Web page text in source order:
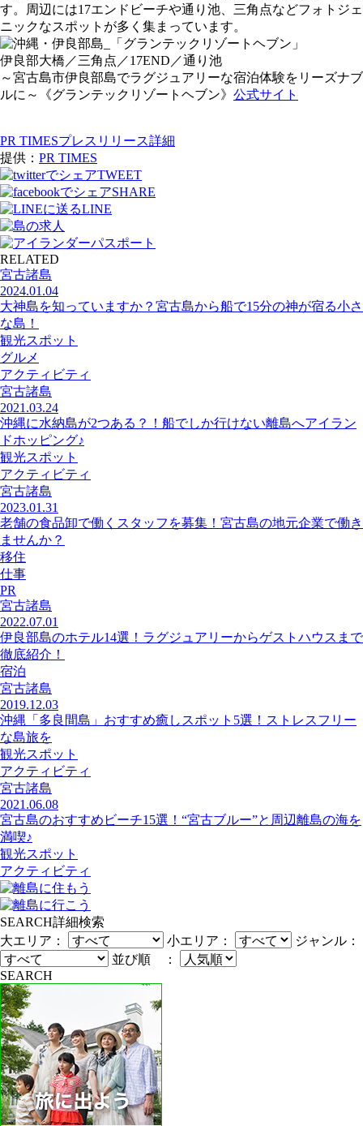
す。周辺には17エンドビーチや通り池、三角点などフォトジェ
ニックなスポットが多く集まっています。
伊良部大橋／三角点／17END／通り池
～宮古島市伊良部島でラグジュアリーな宿泊体験をリーズナブ
ルに～《グランテックリゾートヘブン》 公式サイト
PR TIMESプレスリリース詳細
提供： PR TIMES
TWEET
SHARE
LINE
RELATED
宮古諸島
2024.01.04
大神島を知っていますか？宮古島から船で15分の神が宿る小さ
な島！
観光スポット
グルメ
アクティビティ
宮古諸島
2021.03.24
沖縄に水納島が2つある？！船でしか行けない離島へアイラン
ドホッピング♪
観光スポット
アクティビティ
宮古諸島
2023.01.31
老舗の食品卸で働くスタッフを募集！宮古島の地元企業で働き
ませんか？
移住
仕事
PR
宮古諸島
2022.07.01
伊良部島のホテル14選！ラグジュアリーからゲストハウスまで
徹底紹介！
宿泊
宮古諸島
2019.12.03
沖縄「多良間島」おすすめ癒しスポット5選！ストレスフリー
な島旅を
観光スポット
アクティビティ
宮古諸島
2021.06.08
宮古島のおすすめビーチ15選！“宮古ブルー”と周辺離島の海を
満喫♪
観光スポット
アクティビティ
SEARCH詳細検索
大エリア：
小エリア：
ジャンル：
並び順 ：
SEARCH